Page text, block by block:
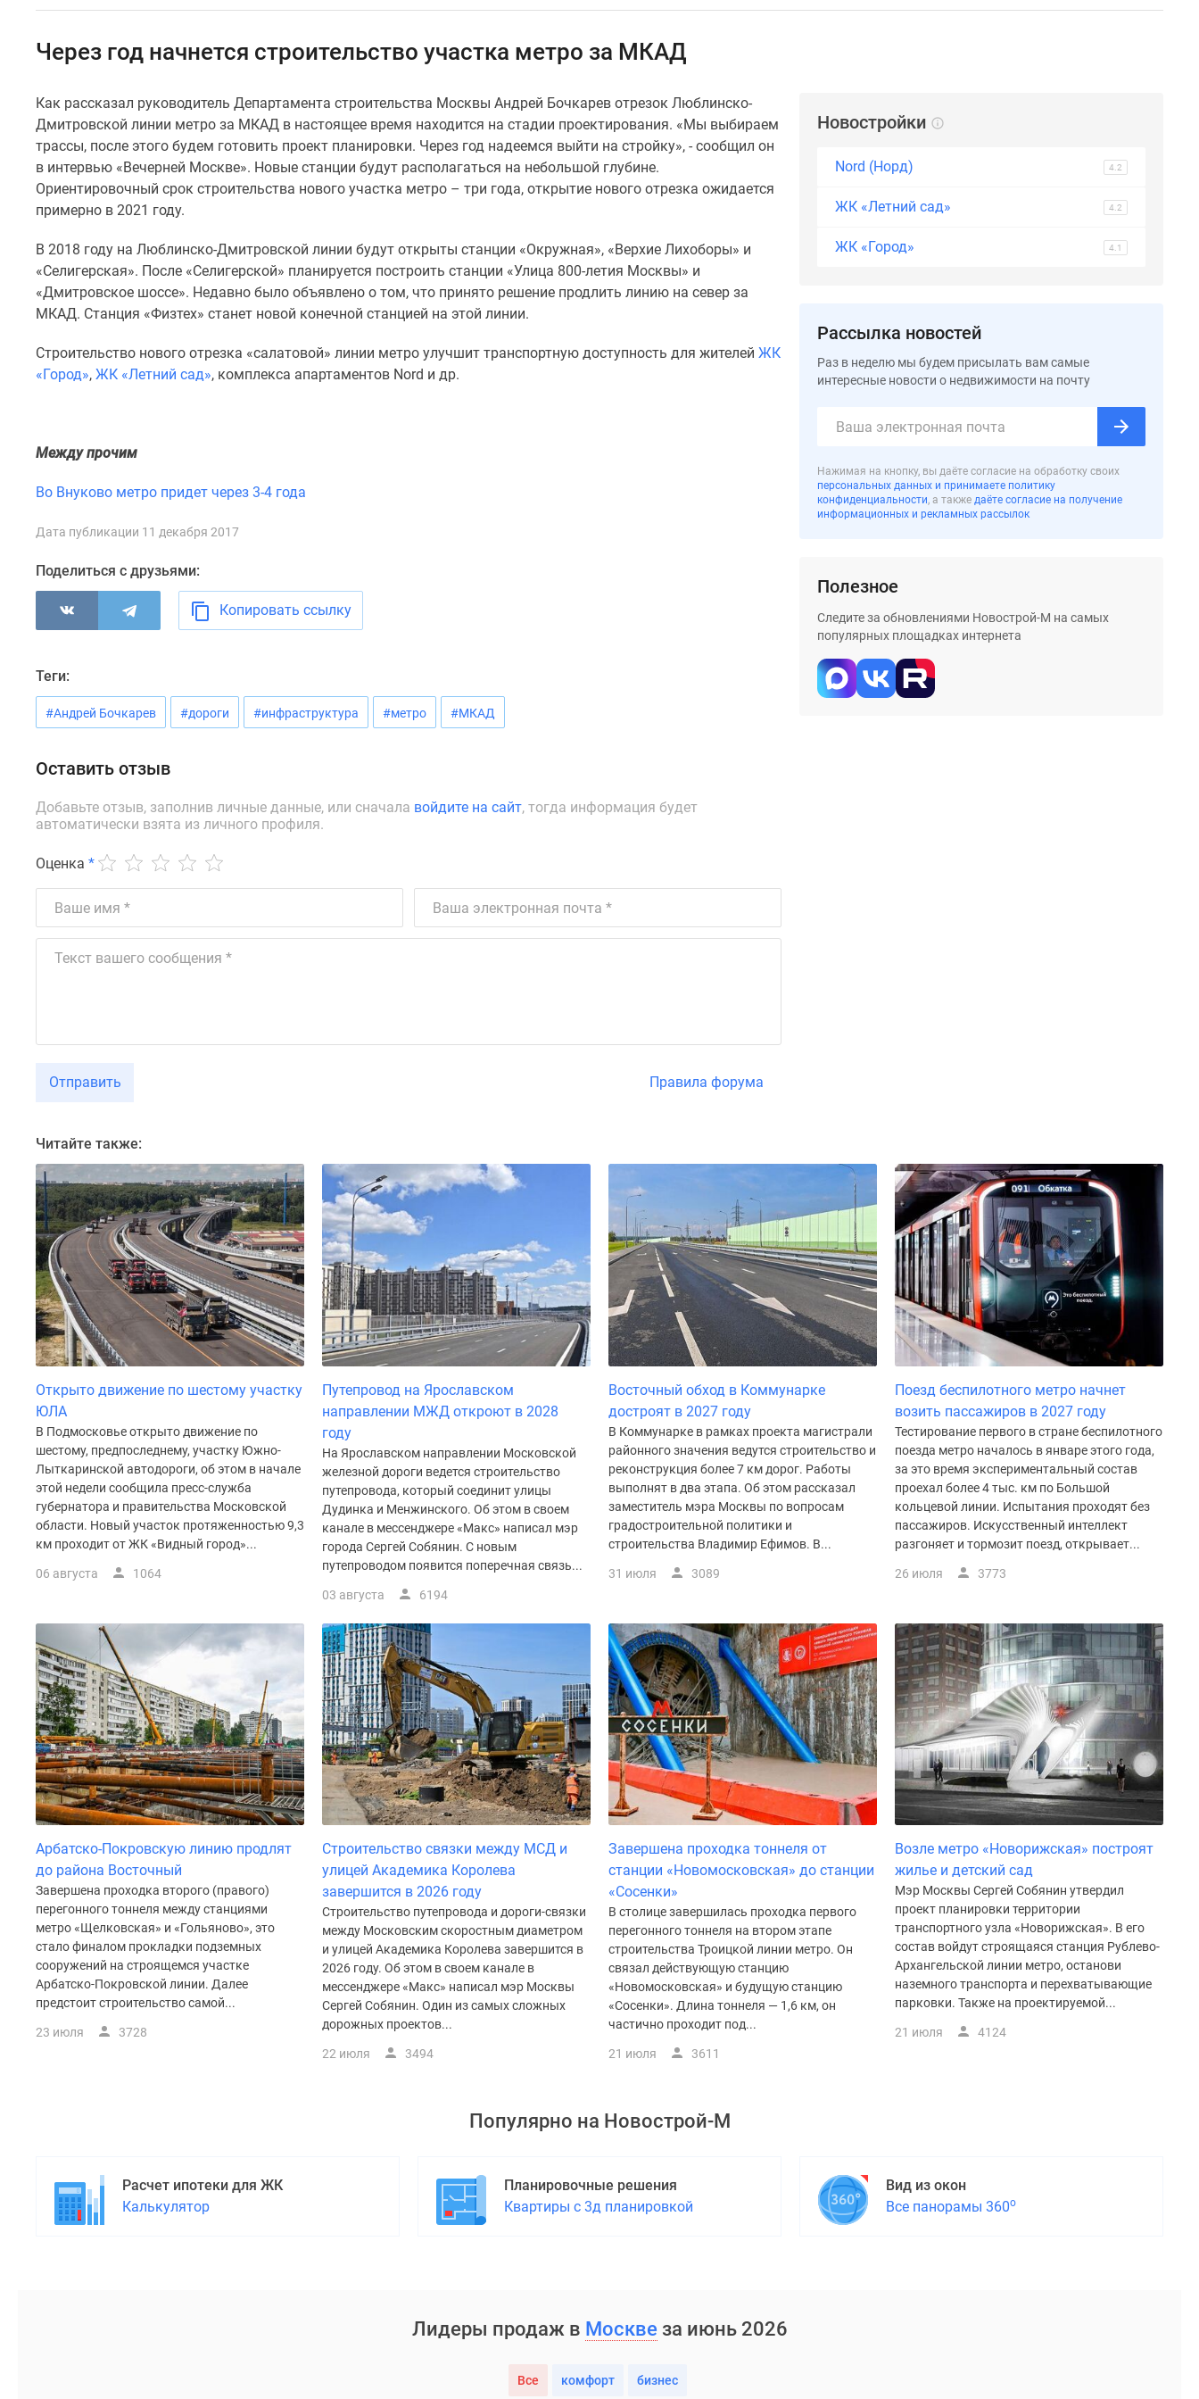
помещения
застройщики
Панорамы
новостроек
Экспертиза
новостроек
Москвы
Подмосковья
комнатные
калькулятор
ипотека
ипотека
недвижимости
Мнение
эксперта
Аналитика
Покупателю
новостроек
Эксперты
авторы
проекте
Контакты
Реклама
ипотека
скидками
новостроек
Субсидированная
застройщиком
Rutube
Москве
Программа
реновации
Новостройки
премиум-
Новостройки
бизнес-
Траншевая
ипотека
коттеджи
Коттеджные
поселки
Новой
Москве
Готовые
коттеджные
Строящиеся
коттеджные
поселки
Коттеджные
поселки
Коттеджные
поселки
водоема
Через год начнется строительство участка метро за МКАД
Как рассказал руководитель Департамента строительства Москвы Андрей Бочкарев отрезок Люблинско-
Дмитровской линии метро за МКАД в настоящее время находится на стадии проектирования. «Мы выбираем
трассы, после этого будем готовить проект планировки. Через год надеемся выйти на стройку», - сообщил он
в интервью «Вечерней Москве». Новые станции будут располагаться на небольшой глубине.
Ориентировочный срок строительства нового участка метро – три года, открытие нового отрезка ожидается
примерно в 2021 году.
В 2018 году на Люблинско-Дмитровской линии будут открыты станции «Окружная», «Верхие Лихоборы» и
«Селигерская». После «Селигерской» планируется построить станции «Улица 800-летия Москвы» и
«Дмитровское шоссе». Недавно было объявлено о том, что принято решение продлить линию на север за
МКАД. Станция «Физтех» станет новой конечной станцией на этой линии.
Строительство нового отрезка «салатовой» линии метро улучшит транспортную доступность для жителей ЖК
«Город», ЖК «Летний сад», комплекса апартаментов Nord и др.
Между прочим
Во Внуково метро придет через 3-4 года
Дата публикации 11 декабря 2017
Поделиться с друзьями:
Копировать ссылку
Теги:
#Андрей Бочкарев #дороги #инфраструктура #метро #МКАД
Оставить отзыв
Добавьте отзыв, заполнив личные данные, или сначала войдите на сайт, тогда информация будет
автоматически взята из личного профиля.
Оценка *
Отправить Правила форума
Новостройки
Nord (Норд) 4.2
ЖК «Летний сад» 4.2
ЖК «Город» 4.1
Рассылка новостей
Раз в неделю мы будем присылать вам самые
интересные новости о недвижимости на почту
Нажимая на кнопку, вы даёте согласие на обработку своих
персональных данных и принимаете политику
конфиденциальности, а также даёте согласие на получение
информационных и рекламных рассылок
Полезное
Следите за обновлениями Новострой-М на самых
популярных площадках интернета
Читайте также:
Открыто движение по шестому участку
ЮЛА
В Подмосковье открыто движение по
шестому, предпоследнему, участку Южно-
Лыткаринской автодороги, об этом в начале
этой недели сообщила пресс-служба
губернатора и правительства Московской
области. Новый участок протяженностью 9,3
км проходит от ЖК «Видный город»...
06 августа 1064
Путепровод на Ярославском
направлении МЖД откроют в 2028
году
На Ярославском направлении Московской
железной дороги ведется строительство
путепровода, который соединит улицы
Дудинка и Менжинского. Об этом в своем
канале в мессенджере «Макс» написал мэр
города Сергей Собянин. С новым
путепроводом появится поперечная связь...
03 августа 6194
Восточный обход в Коммунарке
достроят в 2027 году
В Коммунарке в рамках проекта магистрали
районного значения ведутся строительство и
реконструкция более 7 км дорог. Работы
выполнят в два этапа. Об этом рассказал
заместитель мэра Москвы по вопросам
градостроительной политики и
строительства Владимир Ефимов. В...
31 июля 3089
Поезд беспилотного метро начнет
возить пассажиров в 2027 году
Тестирование первого в стране беспилотного
поезда метро началось в январе этого года,
за это время экспериментальный состав
проехал более 4 тыс. км по Большой
кольцевой линии. Испытания проходят без
пассажиров. Искусственный интеллект
разгоняет и тормозит поезд, открывает...
26 июля 3773
Арбатско-Покровскую линию продлят
до района Восточный
Завершена проходка второго (правого)
перегонного тоннеля между станциями
метро «Щелковская» и «Гольяново», это
стало финалом прокладки подземных
сооружений на строящемся участке
Арбатско-Покровской линии. Далее
предстоит строительство самой...
23 июля 3728
Строительство связки между МСД и
улицей Академика Королева
завершится в 2026 году
Строительство путепровода и дороги-связки
между Московским скоростным диаметром
и улицей Академика Королева завершится в
2026 году. Об этом в своем канале в
мессенджере «Макс» написал мэр Москвы
Сергей Собянин. Один из самых сложных
дорожных проектов...
22 июля 3494
Завершена проходка тоннеля от
станции «Новомосковская» до станции
«Сосенки»
В столице завершилась проходка первого
перегонного тоннеля на втором этапе
строительства Троицкой линии метро. Он
связал действующую станцию
«Новомосковская» и будущую станцию
«Сосенки». Длина тоннеля — 1,6 км, он
частично проходит под...
21 июля 3611
Возле метро «Новорижская» построят
жилье и детский сад
Мэр Москвы Сергей Собянин утвердил
проект планировки территории
транспортного узла «Новорижская». В его
состав войдут строящаяся станция Рублево-
Архангельской линии метро, останови
наземного транспорта и перехватывающие
парковки. Также на проектируемой...
21 июля 4124
Популярно на Новострой-М
Расчет ипотеки для ЖК
Калькулятор
Планировочные решения
Квартиры с 3д планировкой
Вид из окон
Все панорамы 360о
Лидеры продаж в Москве за июнь 2026
Все комфорт бизнес